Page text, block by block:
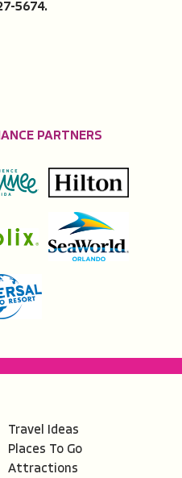
5674.
PARTNERS
Travel Ideas
Places To Go
Attractions